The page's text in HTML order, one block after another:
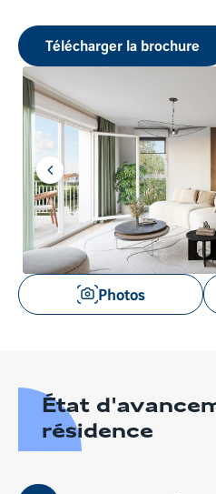
Télécharger la brochure
Aller
à
l'item
précédent
les
Photos
État
résidence